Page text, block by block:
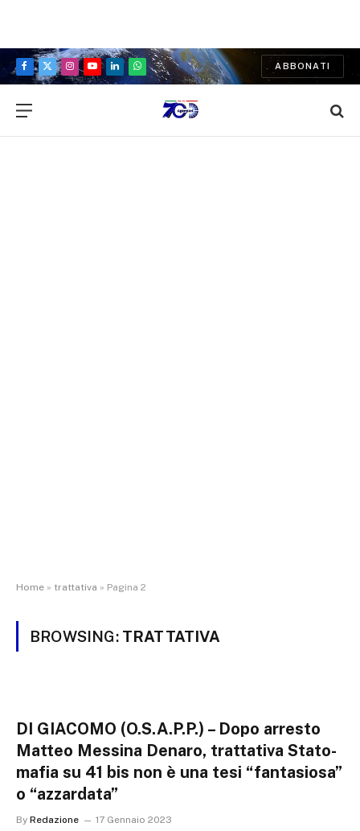
Facebook
X
Instagram
YouTubeLinkedInWhatsApp
ABBONATI
Home » trattativa » Pagina 2
BROWSING: TRATTATIVA
DI GIACOMO (O.S.A.P.P.) – Dopo arresto
Matteo Messina Denaro, trattativa Stato-
mafia su 41 bis non è una tesi “fantasiosa”
o “azzardata”
By Redazione 17 Gennaio 2023